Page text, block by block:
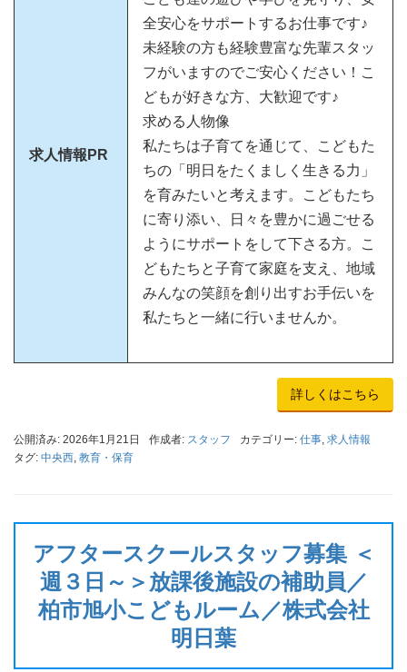
求人情報PR
全安心をサポートするお仕事です♪
未経験の方も経験豊富な先輩スタッ
フがいますのでご安心ください！こ
どもが好きな方、大歓迎です♪
求める人物像
私たちは子育てを通じて、こどもた
ちの「明日をたくましく生きる力」
を育みたいと考えます。こどもたち
に寄り添い、日々を豊かに過ごせる
ようにサポートをして下さる方。こ
どもたちと子育て家庭を支え、地域
みんなの笑顔を創り出すお手伝いを
私たちと一緒に行いませんか。
詳しくはこちら
公開済み: 2026年1月21日 作成者: スタッフ カテゴリー: 仕事, 求人情報
タグ: 中央西, 教育・保育
アフタースクールスタッフ募集 ＜
週３日～＞放課後施設の補助員／
柏市旭小こどもルーム／株式会社
明日葉